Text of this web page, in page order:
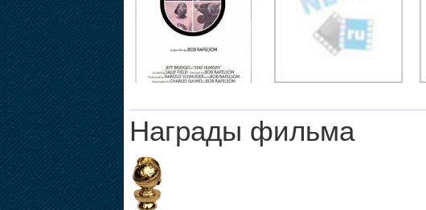
Награды фильма